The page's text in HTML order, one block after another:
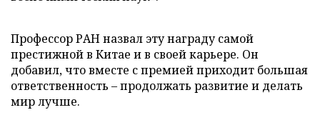
Профессор РАН назвал эту награду самой
престижной в Китае и в своей карьере. Он
добавил, что вместе с премией приходит большая
ответственность – продолжать развитие и делать
мир лучше.